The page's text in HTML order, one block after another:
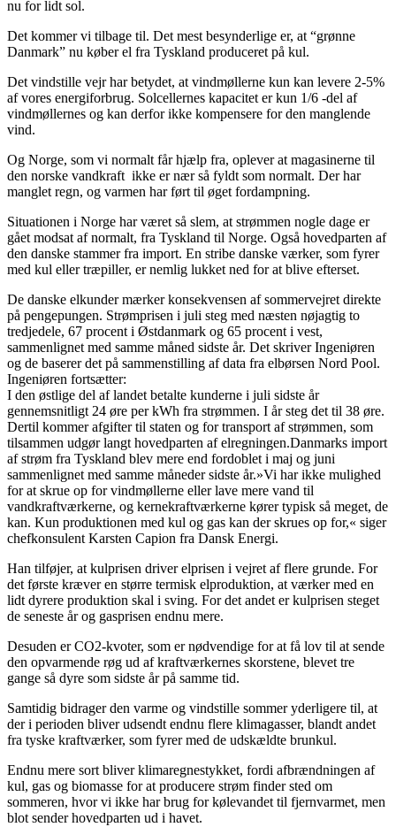
nu for lidt sol.
Det kommer vi tilbage til. Det mest besynderlige er, at “grønne
Danmark” nu køber el fra Tyskland produceret på kul.
Det vindstille vejr har betydet, at vindmøllerne kun kan levere 2-5%
af vores energiforbrug. Solcellernes kapacitet er kun 1/6 -del af
vindmøllernes og kan derfor ikke kompensere for den manglende
vind.
Og Norge, som vi normalt får hjælp fra, oplever at magasinerne til
den norske vandkraft ikke er nær så fyldt som normalt. Der har
manglet regn, og varmen har ført til øget fordampning.
Situationen i Norge har været så slem, at strømmen nogle dage er
gået modsat af normalt, fra Tyskland til Norge. Også hovedparten af
den danske stammer fra import. En stribe danske værker, som fyrer
med kul eller træpiller, er nemlig lukket ned for at blive efterset.
De danske elkunder mærker konsekvensen af sommervejret direkte
på pengepungen. Strømprisen i juli steg med næsten nøjagtig to
tredjedele, 67 procent i Østdanmark og 65 procent i vest,
sammenlignet med samme måned sidste år. Det skriver Ingeniøren
og de baserer det på sammenstilling af data fra elbørsen Nord Pool.
Ingeniøren fortsætter:
I den østlige del af landet betalte kunderne i juli sidste år
gennemsnitligt 24 øre per kWh fra strømmen. I år steg det til 38 øre.
Dertil kommer afgifter til staten og for transport af strømmen, som
tilsammen udgør langt hovedparten af elregningen.Danmarks import
af strøm fra Tyskland blev mere end fordoblet i maj og juni
sammenlignet med samme måneder sidste år.»Vi har ikke mulighed
for at skrue op for vindmøllerne eller lave mere vand til
vandkraftværkerne, og kernekraftværkerne kører typisk så meget, de
kan. Kun produktionen med kul og gas kan der skrues op for,« siger
chefkonsulent Karsten Capion fra Dansk Energi.
Han tilføjer, at kulprisen driver elprisen i vejret af flere grunde. For
det første kræver en større termisk elproduktion, at værker med en
lidt dyrere produktion skal i sving. For det andet er kulprisen steget
de seneste år og gasprisen endnu mere.
Desuden er CO2-kvoter, som er nødvendige for at få lov til at sende
den opvarmende røg ud af kraftværkernes skorstene, blevet tre
gange så dyre som sidste år på samme tid.
Samtidig bidrager den varme og vindstille sommer yderligere til, at
der i perioden bliver udsendt endnu flere klimagasser, blandt andet
fra tyske kraftværker, som fyrer med de udskældte brunkul.
Endnu mere sort bliver klimaregnestykket, fordi afbrændningen af
kul, gas og biomasse for at producere strøm finder sted om
sommeren, hvor vi ikke har brug for kølevandet til fjernvarmet, men
blot sender hovedparten ud i havet.